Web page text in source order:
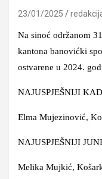
23/01/2025
Na sinoć održanom
kantona banovićki
ostvarene u 2024.
NAJUSPJEŠNIJI
Elma Mujezinović,
NAJUSPJEŠNIJI
Melika Mujkić,